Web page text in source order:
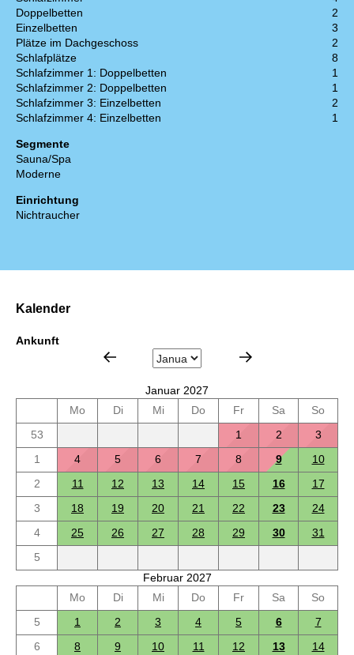
Doppelbetten
2
Einzelbetten
3
Plätze im Dachgeschoss
2
Schlafplätze
8
Schlafzimmer 1: Doppelbetten
1
Schlafzimmer 2: Doppelbetten
1
Schlafzimmer 3: Einzelbetten
2
Schlafzimmer 4: Einzelbetten
1
Segmente
Sauna/Spa
Moderne
Einrichtung
Nichtraucher
Kalender
Ankunft
Januar 2027
Mo
Di Mi Do Fr Sa
So
53
1 2
3
1
4 5 6 7 8 9
10
2
11 12 13 14 15 16
17
3
18 19 20 21 22 23
24
4
25 26 27 28 29 30
31
5
Februar 2027
Mo
Di Mi Do Fr Sa
So
5
1 2 3 4 5 6
7
6
8 9 10 11 12 13
14